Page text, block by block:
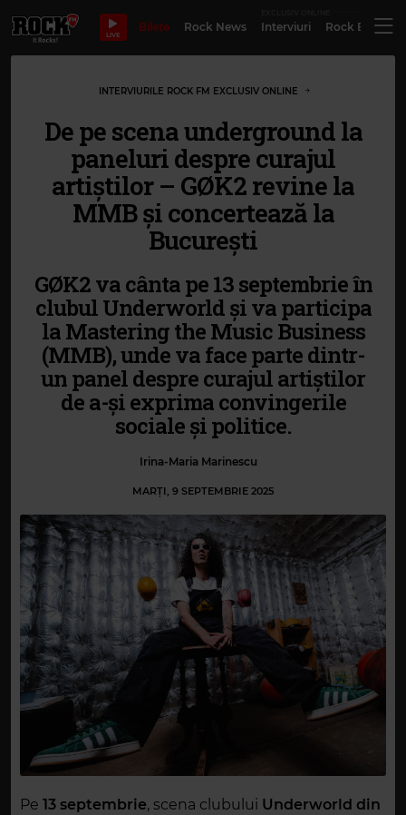
LIVE
Bilete Rock News Interviuri Rock
INTERVIURILE ROCK FM EXCLUSIV ONLINE
De pe scena underground la
paneluri despre curajul
artiștilor – GØK2 revine la
MMB și concertează la
București
GØK2 va cânta pe 13 septembrie în
clubul Underworld și va participa
la Mastering the Music Business
(MMB), unde va face parte dintr-
un panel despre curajul artiștilor
de a-și exprima convingerile
sociale și politice.
Irina-Maria Marinescu
MARȚI, 9 SEPTEMBRIE 2025
Pe 13 septembrie, scena clubului Underworld din